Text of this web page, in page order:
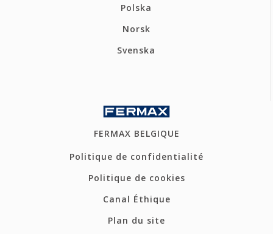
Polska
Norsk
Svenska
FERMAX BELGIQUE
Politique de confidentialité
Politique de cookies
Canal Éthique
Plan du site